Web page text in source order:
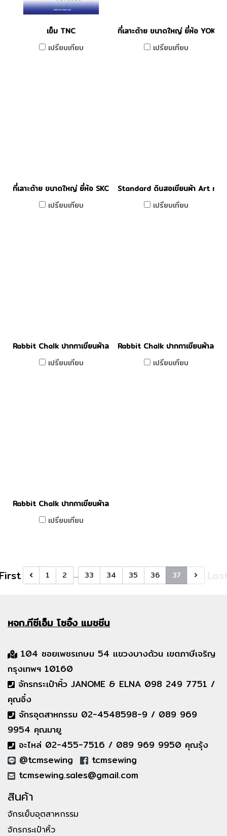
เข็ม TNC
เปรียบเทียบ
ที่เลาะด้าย ขนาดใหญ่ ยี่ห้อ YOKE
เปรียบเทียบ
ที่เลาะด้าย ขนาดใหญ่ ยี่ห้อ SKC (คละสี)
เปรียบเทียบ
Standard ดินสอเขียนผ้า Art
เปรียบเทียบ
Rabbit Chalk ปากกาเขียนผ้าลบได้ สีชมพู
เปรียบเทียบ
Rabbit Chalk ปากกาเขียนผ้าลบไ
เปรียบเทียบ
Rabbit Chalk ปากกาเขียนผ้าลบได้ สีม่วง
เปรียบเทียบ
1 2 … 33 34 35 36 37
หจก.ทีซีเอ็มโซอิ้ง แมชชีน
104 ซอยเพชรเกษม 54 แขวงบางด้วน เขตภาษีเจริญ
กรุงเทพฯ 10160
จักรกระเป๋าหิ้ว JANOME & ELNA 098 249 7751 /
คุณอิ๋ง
จักรอุตสาหกรรม 02-4548598-9 / 089 969
9954 คุณมายู
อะไหล่ 02-455-7516 / 089 969 9950 คุณรุ้ง
@tcmsewing
tcmsewing
tcmsewing.sales@gmail.com
สินค้า
จักรเย็บอุตสาหกรรม
จักรกระเป๋าหิ้ว